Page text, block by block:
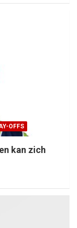
OFFS
kan zich